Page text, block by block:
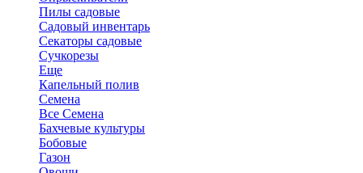
Пилы садовые
Садовый инвентарь
Секаторы садовые
Сучкорезы
Еще
Капельный полив
Семена
Все Семена
Бахчевые культуры
Бобовые
Газон